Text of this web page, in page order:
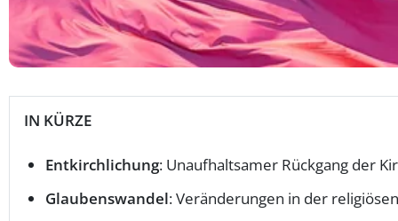
IN KÜRZE
Entkirchlichung: Unaufhaltsamer Rückgang der
Glaubenswandel: Veränderungen in der